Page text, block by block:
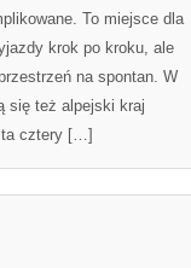
To miejsce dla
krok po kroku, ale
na spontan. W
się też alpejski kraj
ta cztery […]